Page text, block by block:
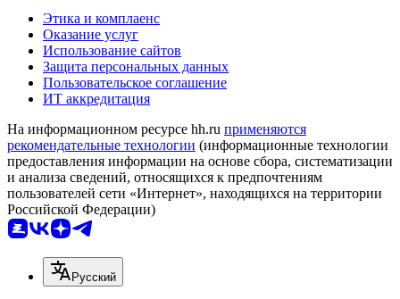
Этика и комплаенс
Оказание услуг
Использование сайтов
Защита персональных данных
Пользовательское соглашение
ИТ аккредитация
На информационном ресурсе hh.ru применяются
рекомендательные технологии (информационные технологии
предоставления информации на основе сбора, систематизации
и анализа сведений, относящихся к предпочтениям
пользователей сети «Интернет», находящихся на территории
Российской Федерации)
Русский